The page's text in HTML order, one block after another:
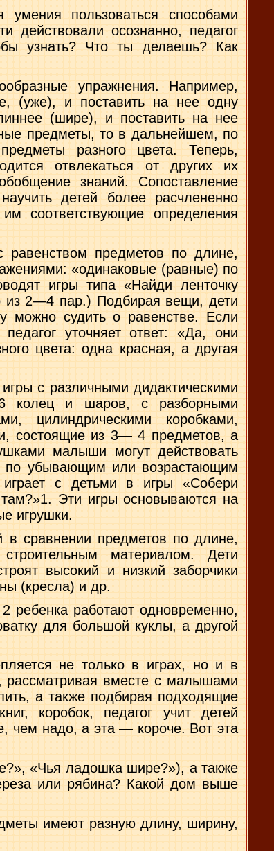
пользо­ваться способами
действовали осознанно, педагог
узнать? Что ты делаешь? Как
упраж­нения. Например,
(уже), и поставить на нее одну
(шире), и поставить на нее
предметы, то в даль­нейшем, по
разного цвета. Теперь,
отвлекаться от других их
знаний. Сопоставление
детей более расчлененно
соответствующие определения
равенством предметов по длине,
«одинаковые (равные) по
игры типа «Найди ленточку
2—4 пар.) Подби­рая вещи, дети
можно судить о равенстве. Если
уточняет ответ: «Да, они
цвета: одна красная, а другая
с различными дидактическими
колец и шаров, с разборными
цилиндрическими коробками,
состоящие из 3— 4 предметов, а
малыши могут действовать
по убывающим или возрастающим
с детьми в игры «Собери
Эти игры основываются на
игрушки.
в сравнении предметов по длине,
материалом. Дети
высокий и низкий заборчики
(кресла) и др.
ребенка работают одновременно,
для большой куклы, а другой
не только в играх, но и в
рассматривая вместе с малышами
а также подбирая подходящие
коробок, педагог учит детей
чем надо, а эта — короче. Вот эта
«Чья ладошка шире?»), а также
или рябина? Какой дом выше
имеют разную длину, ширину,